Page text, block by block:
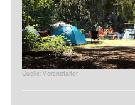
Quelle: Veranstalter